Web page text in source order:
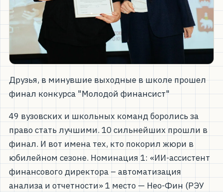
Друзья, в минувшие выходные в школе прошел
финал конкурса "Молодой финансист"
49 вузовских и школьных команд боролись за
право стать лучшими. 10 сильнейших прошли в
финал. И вот имена тех, кто покорил жюри в
юбилейном сезоне. Номинация 1: «ИИ-ассистент
финансового директора – автоматизация
анализа и отчетности» 1 место — Нео-Фин (РЭУ